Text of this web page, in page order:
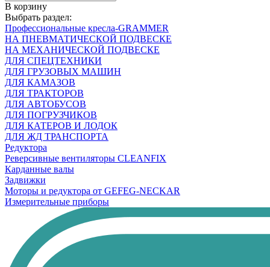
В корзину
Выбрать раздел:
Профессиональные кресла-GRAMMER
НА ПНЕВМАТИЧЕСКОЙ ПОДВЕСКЕ
НА МЕХАНИЧЕСКОЙ ПОДВЕСКЕ
ДЛЯ СПЕЦТЕХНИКИ
ДЛЯ ГРУЗОВЫХ МАШИН
ДЛЯ КАМАЗОВ
ДЛЯ ТРАКТОРОВ
ДЛЯ АВТОБУСОВ
ДЛЯ ПОГРУЗЧИКОВ
ДЛЯ КАТЕРОВ И ЛОДОК
ДЛЯ ЖД ТРАНСПОРТА
Редуктора
Реверсивные вентиляторы CLEANFIX
Карданные валы
Задвижки
Моторы и редуктора от GEFEG-NECKAR
Измерительные приборы